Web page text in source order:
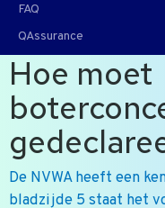
FAQ
QAssurance
Hoe moet
De NVWA heeft een
bladzijde 5 staat het